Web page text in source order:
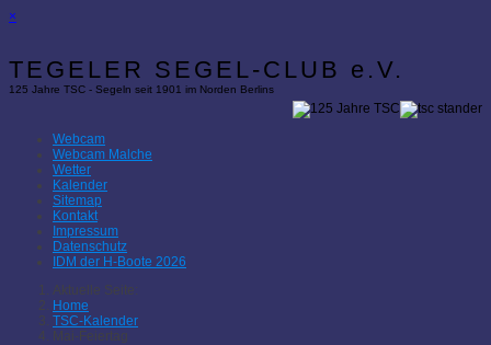
×
TEGELER SEGEL-CLUB e.V.
125 Jahre TSC - Segeln seit 1901 im Norden Berlins
Webcam
Webcam Malche
Wetter
Kalender
Sitemap
Kontakt
Impressum
Datenschutz
IDM der H-Boote 2026
Aktuelle Seite:
Home
TSC-Kalender
Mai-Feiertag